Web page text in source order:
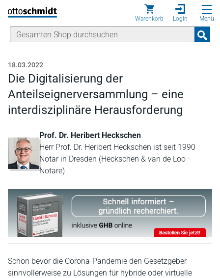
Direkt zum Inhalt
Warenkorb Login Menü
18.03.2022
Die Digitalisierung der
Anteilseignerversammlung – eine
interdisziplinäre Herausforderung
Prof. Dr. Heribert Heckschen
Herr Prof. Dr. Heribert Heckschen ist seit 1990
Notar in Dresden (Heckschen & van de Loo -
Notare)
Schon bevor die Corona-Pandemie den Gesetzgeber
sinnvollerweise zu Lösungen für hybride oder virtuelle